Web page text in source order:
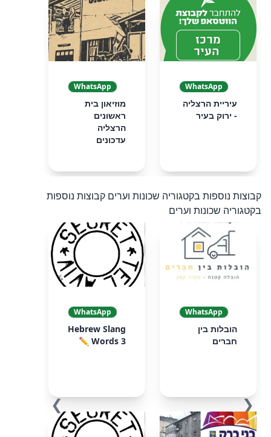
WhatsApp
עיריית הרצליה
- ירוק בעיר
WhatsApp
מוזיאון בית
ראשונים
הרצליה
עדכונים
קבוצות נוספות בקטגוריה שכונות וערים קבוצות נוספות
בקטגוריה שכונות וערים
❮
WhatsApp
הובלות בין
חברים
WhatsApp
Hebrew Slang
Words 3 ✏️
❯